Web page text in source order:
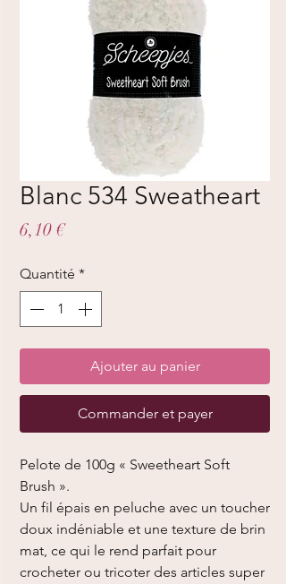
Blanc 534 Sweatheart
6,10 €Prix
Quantité *
Ajouter au panier
Commander et payer
Pelote de 100g « Sweetheart Soft
Brush ».
Un fil épais en peluche avec un toucher
doux indéniable et une texture de brin
mat, ce qui le rend parfait pour
crocheter ou tricoter des articles super